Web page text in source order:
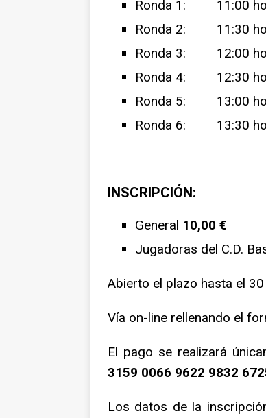
Ronda 1: 11:00
Ronda 2: 11:30
Ronda 3: 12:00
Ronda 4: 12:30
Ronda 5: 13:00
Ronda 6: 13:30
INSCRIPCIÓN:
General 10,00 €
Jugadoras del C.D.
Abierto el plazo hasta el
Vía on-line rellenando el
El pago se realizará
3159 0066 9622 9832
Los datos de la